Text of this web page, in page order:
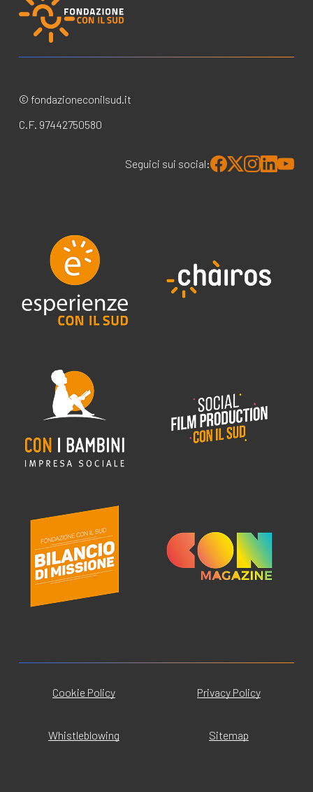
© fondazioneconilsud.it
C.F. 97442750580
Seguici sui social:
Cookie Policy Privacy Policy
Whistleblowing Sitemap